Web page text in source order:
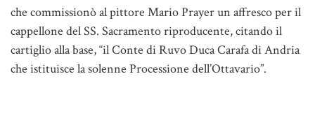
che commissionò al pittore Mario Prayer un affresco per il
cappellone del SS. Sacramento riproducente, citando il
cartiglio alla base, “il Conte di Ruvo Duca Carafa di Andria
che istituisce la solenne Processione dell’Ottavario”.